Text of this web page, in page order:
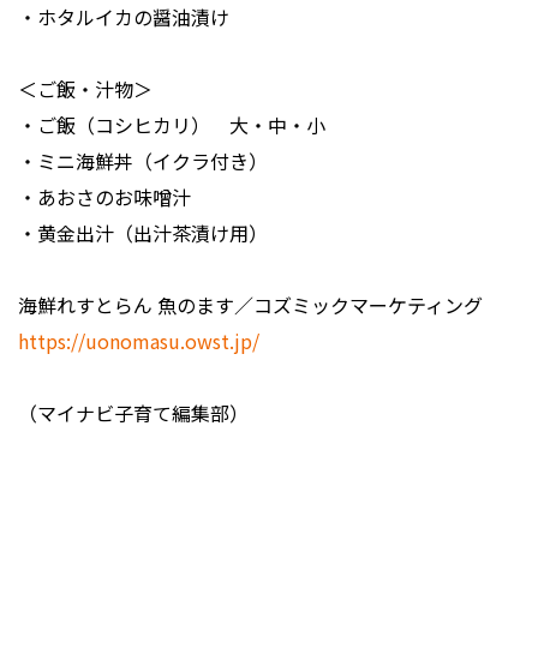
・ホタルイカの醤油漬け
＜ご飯・汁物＞
・ご飯（コシヒカリ） 大・中・小
・ミニ海鮮丼（イクラ付き）
・あおさのお味噌汁
・黄金出汁（出汁茶漬け用）
海鮮れすとらん 魚のます／コズミックマーケティング
https://uonomasu.owst.jp/
（マイナビ子育て編集部）